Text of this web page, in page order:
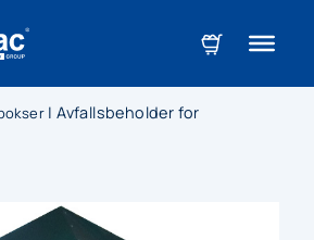
|Avfallsbeholder for